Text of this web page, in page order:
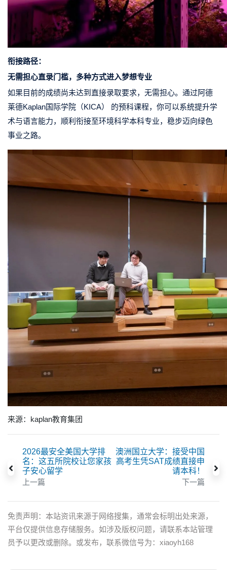
衔接路径：
无需担心直录门槛，多种方式进入梦想专业
如果目前的成绩尚未达到直接录取要求，无需担心。通过阿德
莱德Kaplan国际学院（KICA） 的预科课程，你可以系统提升学
术与语言能力， 顺利衔接至环境科学本科专业，稳步迈向绿色
事业之路。
来源：kaplan教育集团
2026最安全美国大学排
名：这五所院校让您家孩
子安心留学
上一篇
澳洲国立大学：接受中国
高考生凭SAT成绩直接申
请本科！
下一篇
免责声明：本站资讯来源于网络搜集，通常会标明出处来源，
平台仅提供信息存储服务。如涉及版权问题，请联系本站管理
员予以更改或删除。或发布，联系微信号为：xiaoyh168